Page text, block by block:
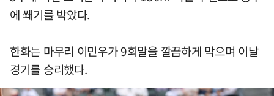
에 쐐기를 박았다.
한화는 마무리 이민우가 9회말을 깔끔하게 막으며 이날
경기를 승리했다.